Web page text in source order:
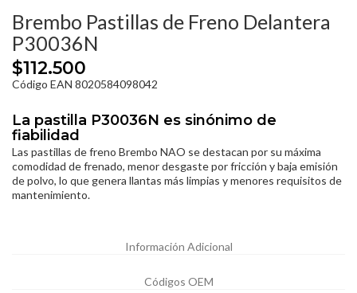
Brembo Pastillas de Freno Delantera
P30036N
$112.500
Código EAN 8020584098042
La pastilla P30036N es sinónimo de
fiabilidad
Las pastillas de freno Brembo NAO se destacan por su máxima
comodidad de frenado, menor desgaste por fricción y baja emisión
de polvo, lo que genera llantas más limpias y menores requisitos de
mantenimiento.
Información Adicional
Códigos OEM